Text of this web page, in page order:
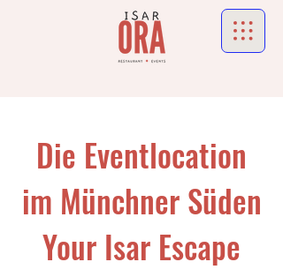
Die Eventlocation
im Münchner Süden
Your Isar Escape